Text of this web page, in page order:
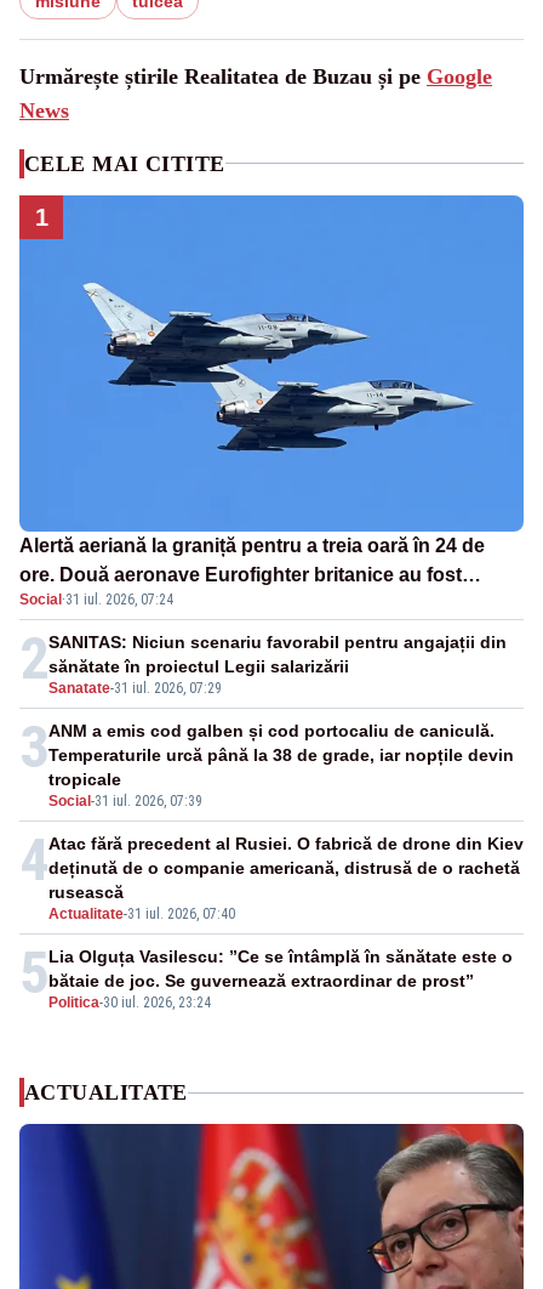
Urmărește știrile Realitatea de Buzau și pe Google
News
CELE MAI CITITE
1
Alertă aeriană la graniță pentru a treia oară în 24 de
ore. Două aeronave Eurofighter britanice au fost
ridicate de la sol
Social ·31 iul. 2026, 07:24
2Sanatate-31 iul. 2026, 07:29
SANITAS: Niciun scenariu favorabil pentru angajații din
sănătate în proiectul Legii salarizării
3
Social -31 iul. 2026, 07:39
ANM a emis cod galben și cod portocaliu de caniculă.
Temperaturile urcă până la 38 de grade, iar nopțile devin
tropicale
4
Actualitate-31 iul. 2026, 07:40
Atac fără precedent al Rusiei. O fabrică de drone din Kiev
deținută de o companie americană, distrusă de o rachetă
rusească
5 Politica-30 iul. 2026, 23:24
Lia Olguța Vasilescu: ”Ce se întâmplă în sănătate este o
bătaie de joc. Se guvernează extraordinar de prost”
ACTUALITATE